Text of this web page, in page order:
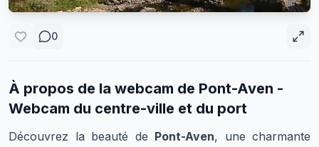
0
À propos de la webcam de Pont-Aven -
Webcam du centre-ville et du port
Découvrez la beauté de Pont-Aven, une charmante